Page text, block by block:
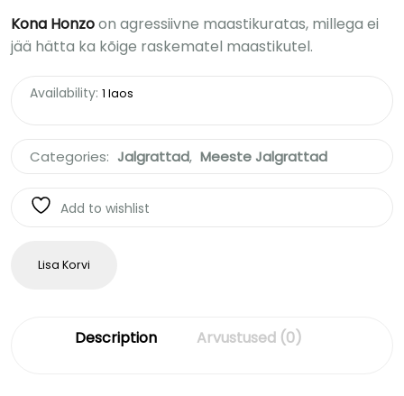
Kona Honzoon agressiivne maastikuratas, millega ei
jää hätta ka kõige raskematel maastikutel.
Availability: 1 laos
Categories: Jalgrattad, Meeste Jalgrattad
Add to wishlist
Lisa Korvi
Description Arvustused (0)